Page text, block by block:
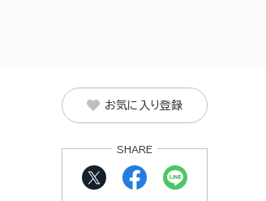
お気に入り登録
SHARE